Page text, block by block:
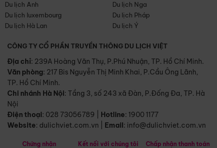
Du lịch Anh
Du lịch Nga
Du lịch luxembourg
Du lịch Pháp
Du lịch Hà Lan
Du lịch Ý
CÔNG TY CỔ PHẦN TRUYỀN THÔNG DU LỊCH VIỆT
Địa chỉ: 239A Hoàng Văn Thụ, P.Phú Nhuận, TP. Hồ Chí Minh.
Văn phòng: 217 Bis Nguyễn Thị Minh Khai, P.Cầu Ông Lãnh,
TP. Hồ Chí Minh.
Chi nhánh Hà Nội: Tầng 3, số 243 xã Đàn, P.Đống Đa, TP. Hà
Nội
Điện thoại: 028 73056789 Hotline: 1900 1177
Website: dulichviet.com.vn Email: info@dulichviet.com.vn
Chứng nhận Kết nối với chúng tôi Chấp nhận thanh toán